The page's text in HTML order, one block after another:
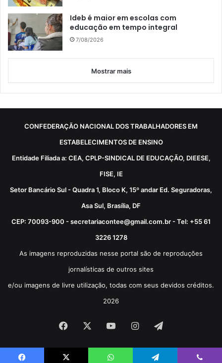
Ideb é maior em escolas com
educação em tempo integral
7/08/2026
Mostrar mais
CONFEDERAÇÃO NACIONAL DOS TRABALHADORES EM
ESTABELECIMENTOS DE ENSINO
Entidade Filiada a: CEA, CPLP-SINDICAL DE EDUCAÇÃO, DIEESE,
FISE, IE
Setor Bancário Sul - Quadra 1, Bloco K, 15º andar Ed. Seguradoras,
Asa Sul, Brasília, DF
CEP: 70093-900 - secretariacontee@gmail.com.br - Tel: +55 61
3226 1278
As imagens reproduzidas nesse portal são de reproduções
jornalísticas de outros sites
e/ou imagens de livre utilização, todas com seus devidos créditos.
2026
Facebook YouTubeInstagram